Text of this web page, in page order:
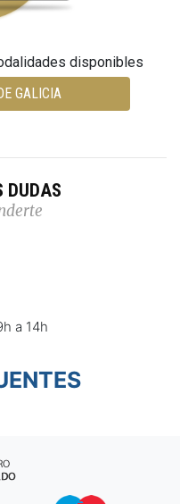
disponibles
GALICIA
DUDAS
a 14h